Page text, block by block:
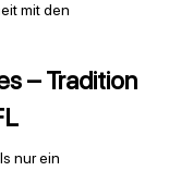
mit den
– Tradition
nur ein